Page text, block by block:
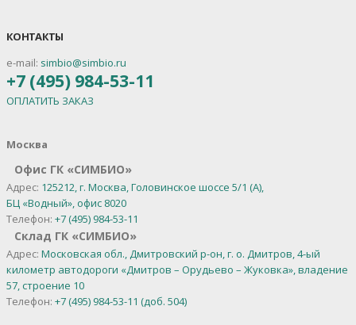
КОНТАКТЫ
e-mail: simbio@simbio.ru
+7 (495) 984-53-11
ОПЛАТИТЬ ЗАКАЗ
Москва
Офис ГК «СИМБИО»
Адрес: 125212, г. Москва, Головинское шоссе 5/1 (А),
БЦ «Водный», офис 8020
Телефон: +7 (495) 984-53-11
Склад ГК «СИМБИО»
Адрес: Московская обл., Дмитровский р-он, г. о. Дмитров, 4-ый
километр автодороги «Дмитров – Орудьево – Жуковка», владение
57, строение 10
Телефон: +7 (495) 984-53-11 (доб. 504)